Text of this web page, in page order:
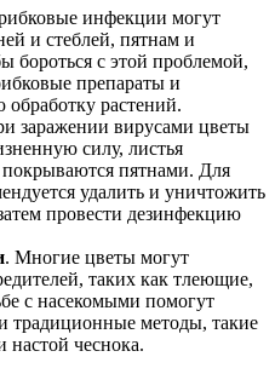
инфекции могут
и стеблей, пятнам и
бороться с этой проблемой,
препараты и
обработку растений.
заражении вирусами цветы
силу, листья
пятнами. Для
удалить и уничтожить
провести дезинфекцию
. Многие цветы могут
таких как тлеющие,
с насекомыми помогут
традиционные методы, такие
чеснока.